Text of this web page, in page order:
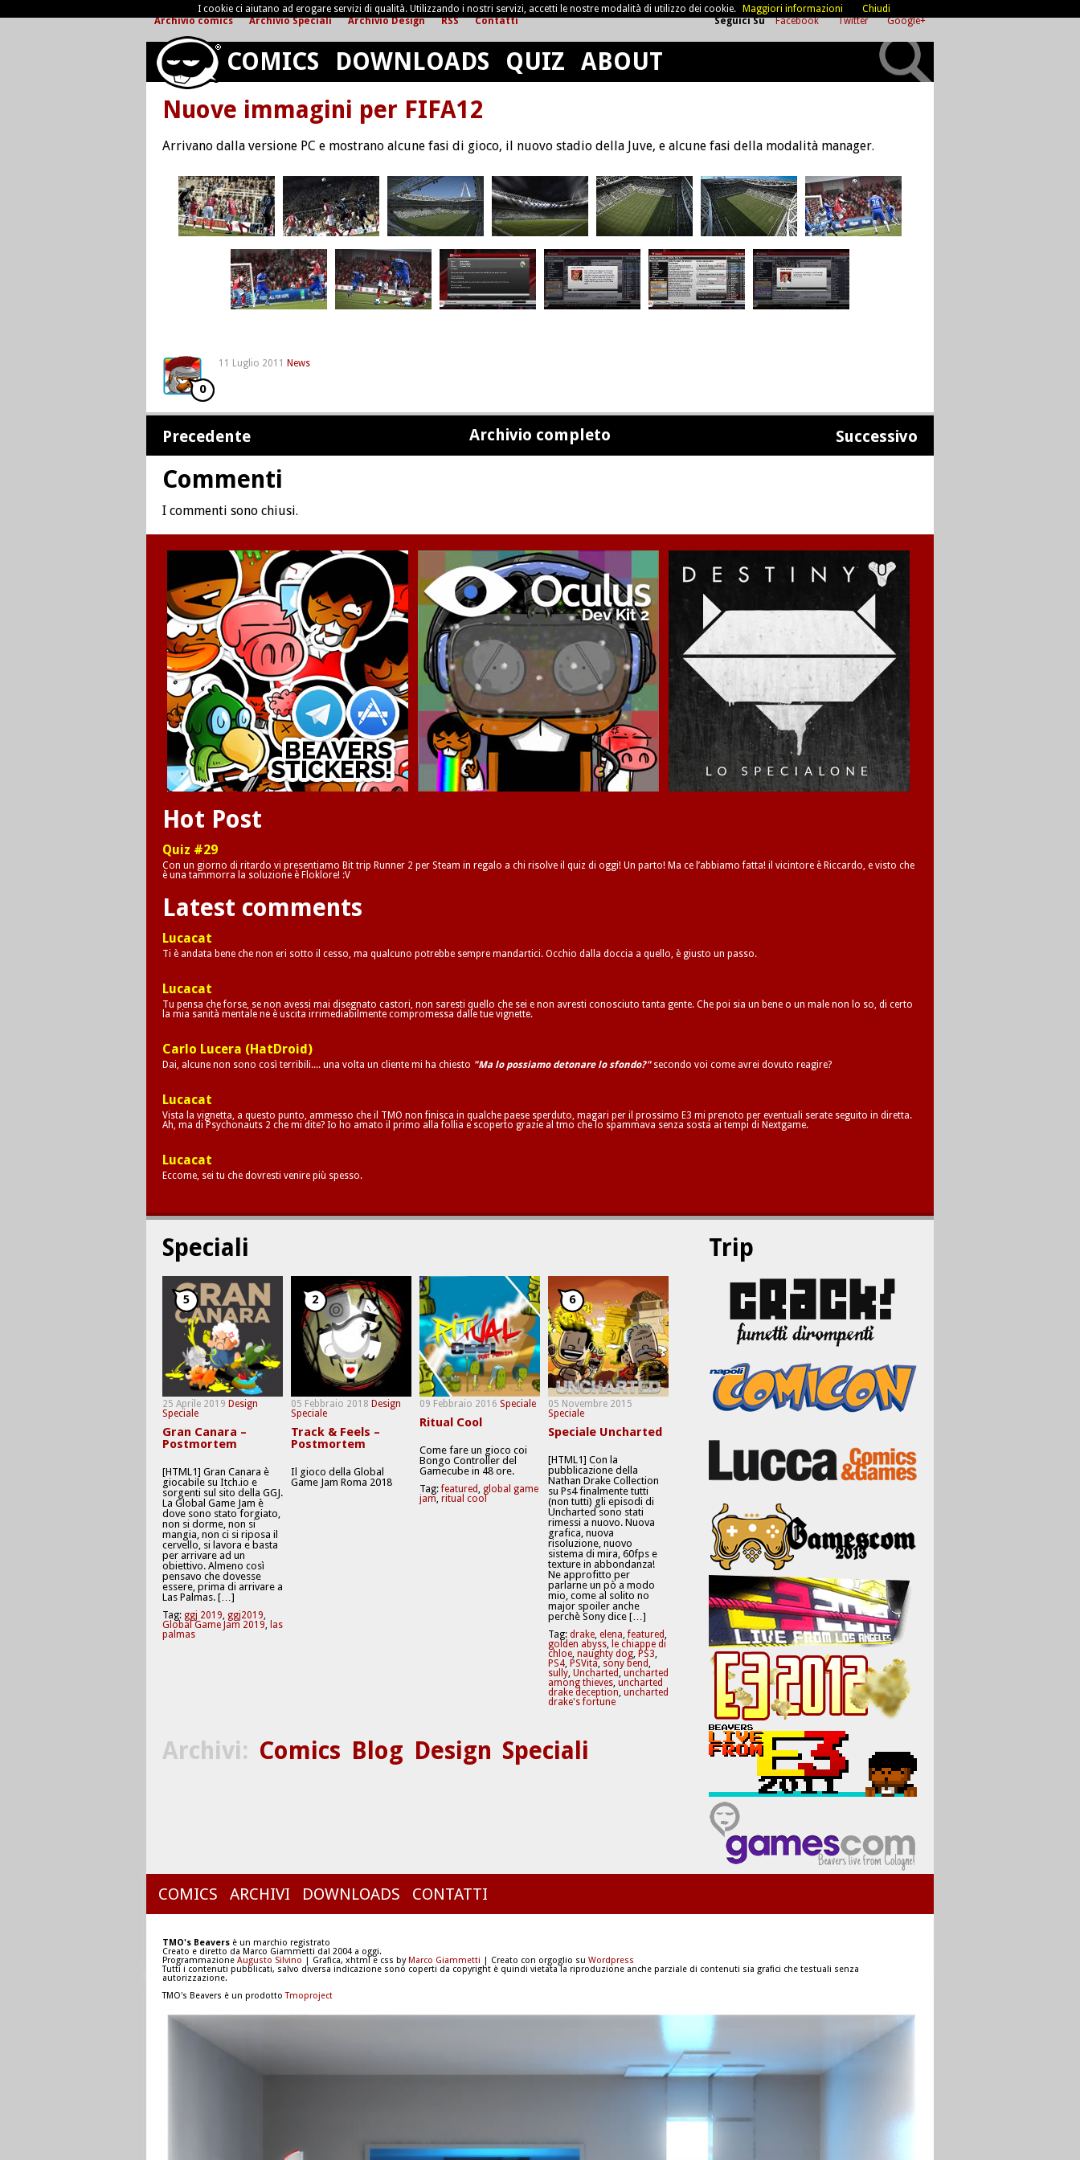
Seguici Su Facebook Twitter Google+
Archivio comics Archivio Speciali Archivio Design RSS Contatti
COMICS DOWNLOADS QUIZ ABOUT
Nuove immagini per FIFA12
Arrivano dalla versione PC e mostrano alcune fasi di gioco, il nuovo stadio della Juve, e alcune fasi della modalità manager.
11 Luglio 2011 News
0
Precedente Archivio completo Successivo
Commenti
I commenti sono chiusi.
Hot Post
Quiz #29
Con un giorno di ritardo vi presentiamo Bit trip Runner 2 per Steam in regalo a chi risolve il quiz di oggi! Un parto! Ma ce l’abbiamo fatta! il vicintore è Riccardo, e visto che
è una tammorra la soluzione è Floklore! :V
Latest comments
Lucacat
Ti è andata bene che non eri sotto il cesso, ma qualcuno potrebbe sempre mandartici. Occhio dalla doccia a quello, è giusto un passo.
Lucacat
Tu pensa che forse, se non avessi mai disegnato castori, non saresti quello che sei e non avresti conosciuto tanta gente. Che poi sia un bene o un male non lo so, di certo
la mia sanità mentale ne è uscita irrimediabilmente compromessa dalle tue vignette.
Carlo Lucera (HatDroid)
Dai, alcune non sono così terribili.... una volta un cliente mi ha chiesto "Ma lo possiamo detonare lo sfondo?"secondo voi come avrei dovuto reagire?
Lucacat
Vista la vignetta, a questo punto, ammesso che il TMO non finisca in qualche paese sperduto, magari per il prossimo E3 mi prenoto per eventuali serate seguito in diretta.
Ah, ma di Psychonauts 2 che mi dite? Io ho amato il primo alla follia e scoperto grazie al tmo che lo spammava senza sosta ai tempi di Nextgame.
Lucacat
Eccome, sei tu che dovresti venire più spesso.
Trip
Speciali
25 Aprile 2019 Design
Speciale
5
Gran Canara –
Postmortem
[HTML1] Gran Canara è
giocabile su Itch.io e
sorgenti sul sito della GGJ.
La Global Game Jam è
dove sono stato forgiato,
non si dorme, non si
mangia, non ci si riposa il
cervello, si lavora e basta
per arrivare ad un
obiettivo. Almeno così
pensavo che dovesse
essere, prima di arrivare a
Las Palmas. […]
Tag: ggj 2019, ggj2019,
Global Game Jam 2019, las
palmas
05 Febbraio 2018 Design
Speciale
2
Track & Feels –
Postmortem
Il gioco della Global
Game Jam Roma 2018
09 Febbraio 2016 Speciale
Ritual Cool
Come fare un gioco coi
Bongo Controller del
Gamecube in 48 ore.
Tag:featured, global game
jam, ritual cool
05 Novembre 2015
Speciale
6
Speciale Uncharted
[HTML1] Con la
pubblicazione della
Nathan Drake Collection
su Ps4 finalmente tutti
(non tutti) gli episodi di
Uncharted sono stati
rimessi a nuovo. Nuova
grafica, nuova
risoluzione, nuovo
sistema di mira, 60fps e
texture in abbondanza!
Ne approfitto per
parlarne un pò a modo
mio, come al solito no
major spoiler anche
perchè Sony dice […]
Tag: drake, elena,featured,
golden abyss, le chiappe di
chloe, naughty dog, PS3,
PS4, PSVita, sony bend,
sully, Uncharted, uncharted
among thieves, uncharted
drake deception, uncharted
drake's fortune
Archivi: Comics Blog Design Speciali
COMICS ARCHIVI DOWNLOADS CONTATTI
TMO's Beavers è un marchio registrato
Creato e diretto da Marco Giammetti dal 2004 a oggi.
Programmazione Augusto Silvino | Grafica, xhtml e css byMarco Giammetti | Creato con orgoglio su Wordpress
Tutti i contenuti pubblicati, salvo diversa indicazione sono coperti da copyright è quindi vietata la riproduzione anche parziale di contenuti sia grafici che testuali senza
autorizzazione.
TMO's Beavers è un prodottoTmoproject
I cookie ci aiutano ad erogare servizi di qualità. Utilizzando i nostri servizi, accetti le nostre modalità di utilizzo dei cookie. Maggiori informazioni Chiudi